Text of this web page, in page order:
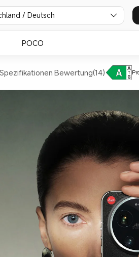
/ Deutsch
POCO
Spezifikationen Bewertung(14)